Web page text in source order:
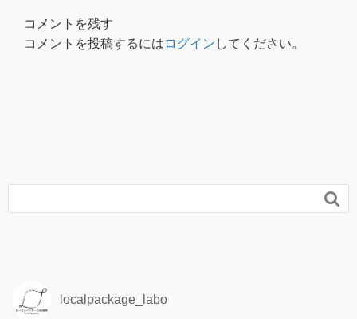
コメントを残す
コメントを投稿するには ログイン してください。

localpackage_labo